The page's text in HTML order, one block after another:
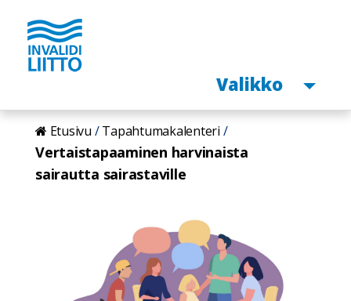
Hyppää
pääsisältöön
Avaa
Valikko
Etusivu Tapahtumakalenteri
Vertaistapaaminen harvinaista
sairautta sairastaville